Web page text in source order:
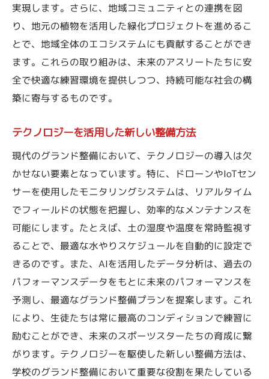
実現します。さらに、地域コミュニティとの連携を図
り、地元の植物を活用した緑化プロジェクトを進めるこ
とで、地域全体のエコシステムにも貢献することができ
ます。これらの取り組みは、未来のアスリートたちに安
全で快適な練習環境を提供しつつ、持続可能な社会の構
築に寄与するものです。
テクノロジーを活用した新しい整備方法
現代のグランド整備において、テクノロジーの導入は欠
かせない要素となっています。特に、ドローンやIoTセン
サーを使用したモニタリングシステムは、リアルタイム
でフィールドの状態を把握し、効率的なメンテナンスを
可能にします。たとえば、土の湿度や温度を常時監視す
ることで、最適な水やりスケジュールを自動的に設定で
きるのです。また、AIを活用したデータ分析は、過去の
パフォーマンスデータをもとに未来のパフォーマンスを
予測し、最適なグランド整備プランを提案します。これ
により、生徒たちは常に最高のコンディションで練習に
励むことができ、未来のスポーツスターたちの育成に繋
がります。テクノロジーを駆使した新しい整備方法は、
学校のグランド整備において重要な役割を果たしている